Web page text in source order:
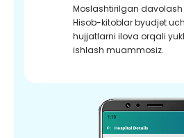
Moslashtirilgan
Hisob-kitoblar byudjet
hujjatlarni ilova orqali
ishlash muammosiz.